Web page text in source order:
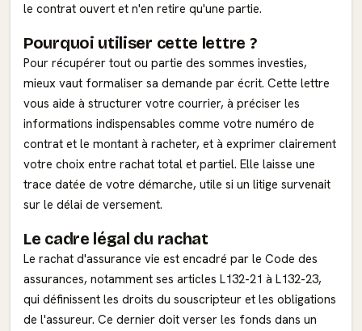
le contrat ouvert et n'en retire qu'une partie.
Pourquoi utiliser cette lettre ?
Pour récupérer tout ou partie des sommes investies,
mieux vaut formaliser sa demande par écrit. Cette lettre
vous aide à structurer votre courrier, à préciser les
informations indispensables comme votre numéro de
contrat et le montant à racheter, et à exprimer clairement
votre choix entre rachat total et partiel. Elle laisse une
trace datée de votre démarche, utile si un litige survenait
sur le délai de versement.
Le cadre légal du rachat
Le rachat d'assurance vie est encadré par le Code des
assurances, notamment ses articles L132-21 à L132-23,
qui définissent les droits du souscripteur et les obligations
de l'assureur. Ce dernier doit verser les fonds dans un